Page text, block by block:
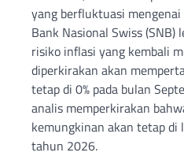
yang berfluktuasi
Bank Nasional Swiss
risiko inflasi yang kembali
diperkirakan akan
tetap di 0% pada bulan
analis memperkirakan
kemungkinan akan tetap di
tahun 2026.